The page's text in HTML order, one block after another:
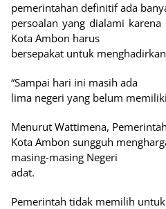
pemerintahan definitif ada
persoalan yang dialami
Kota Ambon harus
bersepakat untuk
“Sampai hari ini masih ada
lima negeri yang belum
Menurut Wattimena, Pemerintah
Kota Ambon sungguh
masing-masing Negeri
adat.
Pemerintah tidak memilih untuk